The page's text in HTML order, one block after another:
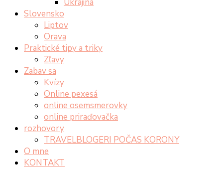
Slovensko
Liptov
Orava
Praktické tipy a triky
Zľavy
Zabav sa
Kvízy
Online pexesá
online osemsmerovky
online priraďovačka
rozhovory
TRAVELBLOGERI POČAS KORONY
O mne
KONTAKT